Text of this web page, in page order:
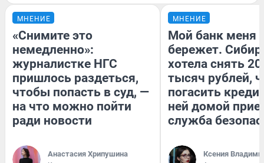
МНЕНИЕ
«Снимите это
немедленно»:
журналистке НГС
пришлось раздеться,
чтобы попасть в суд, —
на что можно пойти
ради новости
Анастасия Хрипушина
МНЕНИЕ
Мой банк меня
бережет.
хотела снять
тысяч рублей,
погасить
ней домой
служба
Ксения